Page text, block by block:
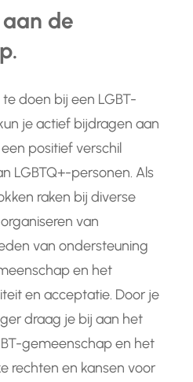
de
doen bij een LGBT-
je actief bijdragen aan
positief verschil
LGBTQ+-personen. Als
raken bij diverse
van
van ondersteuning
en het
en acceptatie. Door je
draag je bij aan het
gemeenschap en het
rechten en kansen voor